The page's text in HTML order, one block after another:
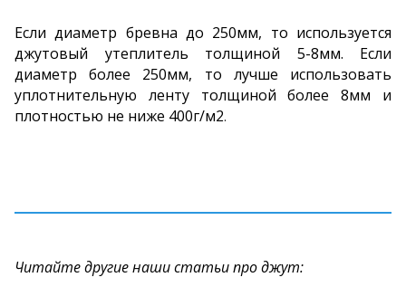
Если диаметр бревна до 250мм, то используется
джутовый утеплитель толщиной 5-8мм. Если
диаметр более 250мм, то лучше использовать
уплотнительную ленту толщиной более 8мм и
плотностью не ниже 400г/м2.
Читайте другие наши статьи про джут: